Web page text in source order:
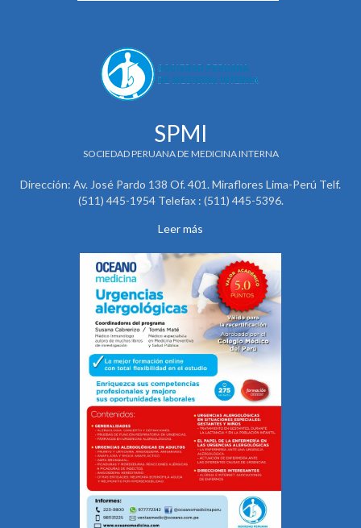
SPMI
SOCIEDAD PERUANA DE MEDICINA INTERNA
Dirección: Av. José Pardo 138 Of. 401. Miraflores Lima-Perú Telf.
(511) 445-1954 Telefax : (511) 445-5396.
Leer más